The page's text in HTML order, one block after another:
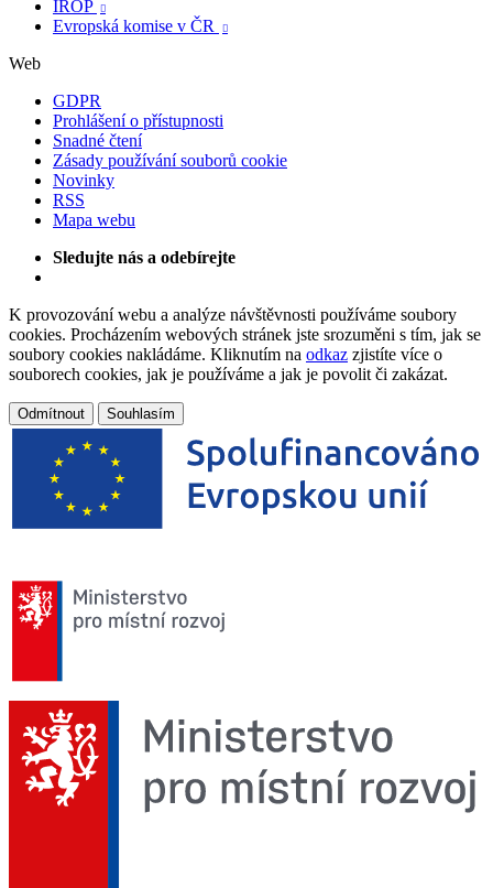
IROP 
Evropská komise v ČR 
Web
GDPR
Prohlášení o přístupnosti
Snadné čtení
Zásady používání souborů cookie
Novinky
RSS
Mapa webu
Sledujte nás a odebírejte
K provozování webu a analýze návštěvnosti používáme soubory
cookies. Procházením webových stránek jste srozuměni s tím, jak se
soubory cookies nakládáme. Kliknutím na odkaz zjistíte více o
souborech cookies, jak je používáme a jak je povolit či zakázat.
Odmítnout Souhlasím